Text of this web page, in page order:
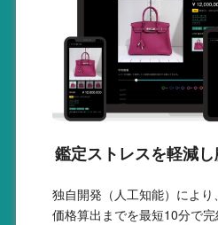
鑑定ストレスを軽減し
独自開発（人工知能）によ
価格算出までを最短10分で